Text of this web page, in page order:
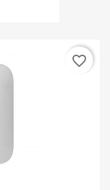
favorite_border